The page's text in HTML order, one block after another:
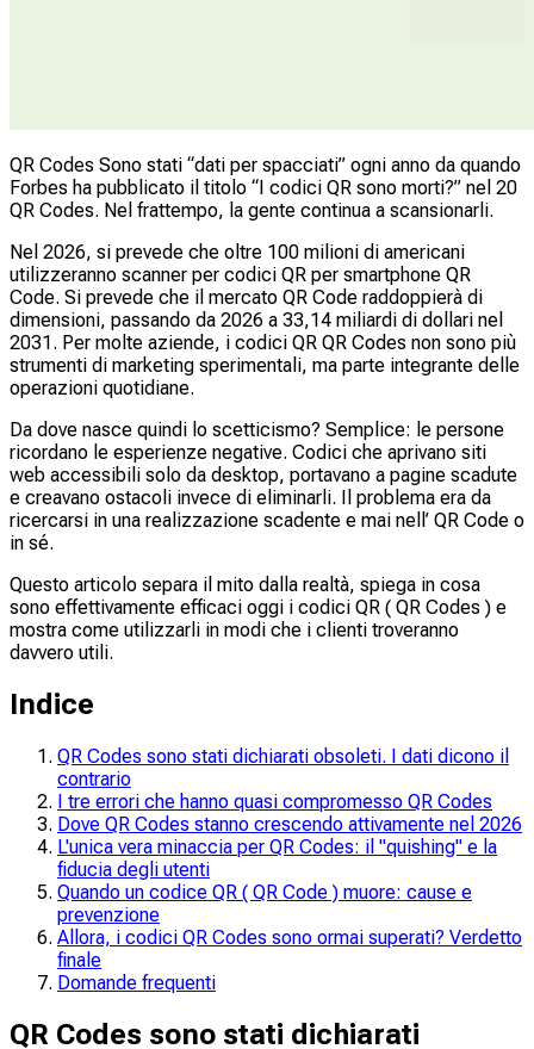
QR Codes Sono stati “dati per spacciati” ogni anno da quando
Forbes ha pubblicato il titolo “I codici QR sono morti?” nel 20
QR Codes. Nel frattempo, la gente continua a scansionarli.
Nel 2026, si prevede che oltre 100 milioni di americani
utilizzeranno scanner per codici QR per smartphone QR
Code. Si prevede che il mercato QR Code raddoppierà di
dimensioni, passando da 2026 a 33,14 miliardi di dollari nel
2031. Per molte aziende, i codici QR QR Codes non sono più
strumenti di marketing sperimentali, ma parte integrante delle
operazioni quotidiane.
Da dove nasce quindi lo scetticismo? Semplice: le persone
ricordano le esperienze negative. Codici che aprivano siti
web accessibili solo da desktop, portavano a pagine scadute
e creavano ostacoli invece di eliminarli. Il problema era da
ricercarsi in una realizzazione scadente e mai nell’ QR Code o
in sé.
Questo articolo separa il mito dalla realtà, spiega in cosa
sono effettivamente efficaci oggi i codici QR ( QR Codes ) e
mostra come utilizzarli in modi che i clienti troveranno
davvero utili.
Indice
QR Codes sono stati dichiarati obsoleti. I dati dicono il
contrario
I tre errori che hanno quasi compromesso QR Codes
Dove QR Codes stanno crescendo attivamente nel 2026
L'unica vera minaccia per QR Codes: il "quishing" e la
fiducia degli utenti
Quando un codice QR ( QR Code ) muore: cause e
prevenzione
Allora, i codici QR Codes sono ormai superati? Verdetto
finale
Domande frequenti
QR Codes sono stati dichiarati